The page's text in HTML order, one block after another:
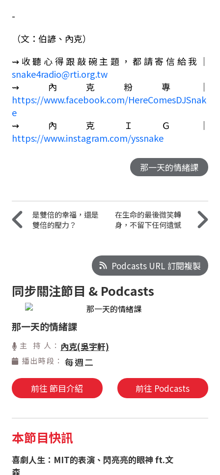
-
（文：伯諺、內克）
⇝收聽心得跟敲碗主題，都請寄信給我｜
snake4radio@rti.org.tw
⇝內克粉專｜
https://www.facebook.com/HereComesDJSnak
e
⇝內克ＩＧ
｜
https://www.instagram.com/yssnake
那一天的情緒課
是雙倍的幸福，還是
雙倍的壓力？
在生命的最後微笑轉
身，不留下任何遺憾
Podcasts URL 訂閱複製
同步關注節目 & Podcasts
那一天的情緒課
主 持 人： 內克(吳宇軒)
播出時段： 每週二
前往 節目介紹 前往 Podcasts
本節目快訊
喜劇人生：MIT的表演、閃亮亮的眼神 ft.文
森